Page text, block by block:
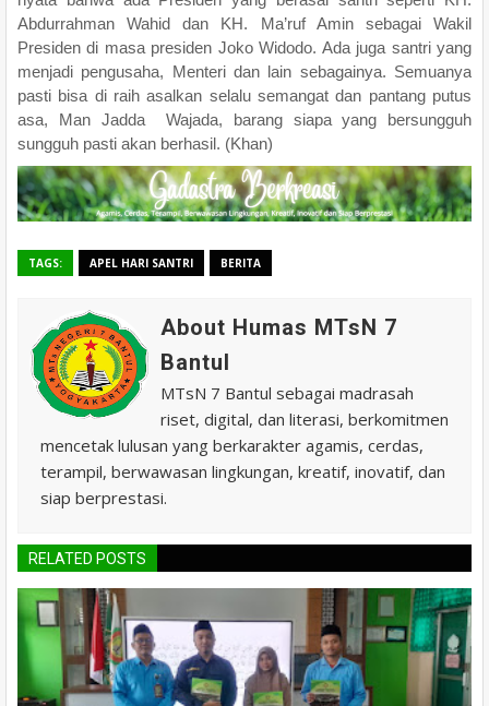
Abdurrahman Wahid dan KH. Ma’ruf Amin sebagai Wakil
Presiden di masa presiden Joko Widodo. Ada juga santri yang
menjadi pengusaha, Menteri dan lain sebagainya. Semuanya
pasti bisa di raih asalkan selalu semangat dan pantang putus
asa, Man Jadda Wajada, barang siapa yang bersungguh
sungguh pasti akan berhasil. (Khan)
TAGS: APEL HARI SANTRI BERITA
About Humas MTsN 7
Bantul
MTsN 7 Bantul sebagai madrasah
riset, digital, dan literasi, berkomitmen
mencetak lulusan yang berkarakter agamis, cerdas,
terampil, berwawasan lingkungan, kreatif, inovatif, dan
siap berprestasi.
RELATED POSTS